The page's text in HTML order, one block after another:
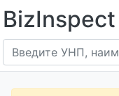
BizInspect